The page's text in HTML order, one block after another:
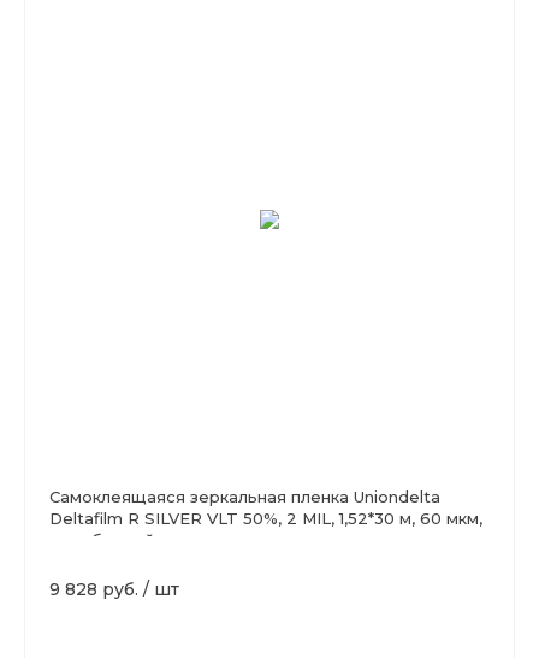
Самоклеящаяся зеркальная пленка Uniondelta
Deltafilm R SILVER VLT 50%, 2 MIL, 1,52*30 м, 60 мкм,
серебряный
9 828 руб. / шт